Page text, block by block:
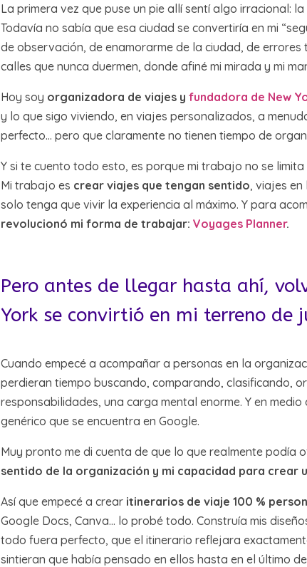
La primera vez que puse un pie allí sentí algo irracional:
Todavía no sabía que esa ciudad se convertiría en mi
de observación, de enamorarme de la ciudad, de errores
calles que nunca duermen, donde afiné mi mirada y mi
Hoy soy organizadora de viajes y fundadora de New
y lo que sigo viviendo, en viajes personalizados, a
perfecto… pero que claramente no tienen tiempo de
Y si te cuento todo esto, es porque mi trabajo no se
Mi trabajo es crear viajes que tengan sentido, viajes
solo tenga que vivir la experiencia al máximo. Y para
revolucionó mi forma de trabajar: Voyages Planner.
Pero antes de llegar hasta ahí,
York se convirtió en mi terreno de
Cuando empecé a acompañar a personas en la
perdieran tiempo buscando, comparando, clasificando,
responsabilidades, una carga mental enorme. Y en
genérico que se encuentra en Google.
Muy pronto me di cuenta de que lo que realmente podía
sentido de la organización y mi capacidad para crear
Así que empecé a crear itinerarios de viaje 100 %
Google Docs, Canva… lo probé todo. Construía mis
todo fuera perfecto, que el itinerario reflejara
sintieran que había pensado en ellos hasta en el último